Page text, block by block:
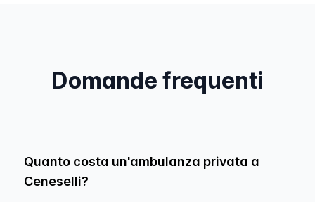
Domande frequenti
Quanto costa un'ambulanza privata a
Ceneselli?